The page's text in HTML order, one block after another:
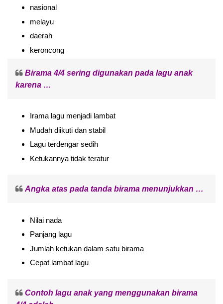
nasional
melayu
daerah
keroncong
Birama 4/4 sering digunakan pada lagu anak
karena …
Irama lagu menjadi lambat
Mudah diikuti dan stabil
Lagu terdengar sedih
Ketukannya tidak teratur
Angka atas pada tanda birama menunjukkan …
Nilai nada
Panjang lagu
Jumlah ketukan dalam satu birama
Cepat lambat lagu
Contoh lagu anak yang menggunakan birama